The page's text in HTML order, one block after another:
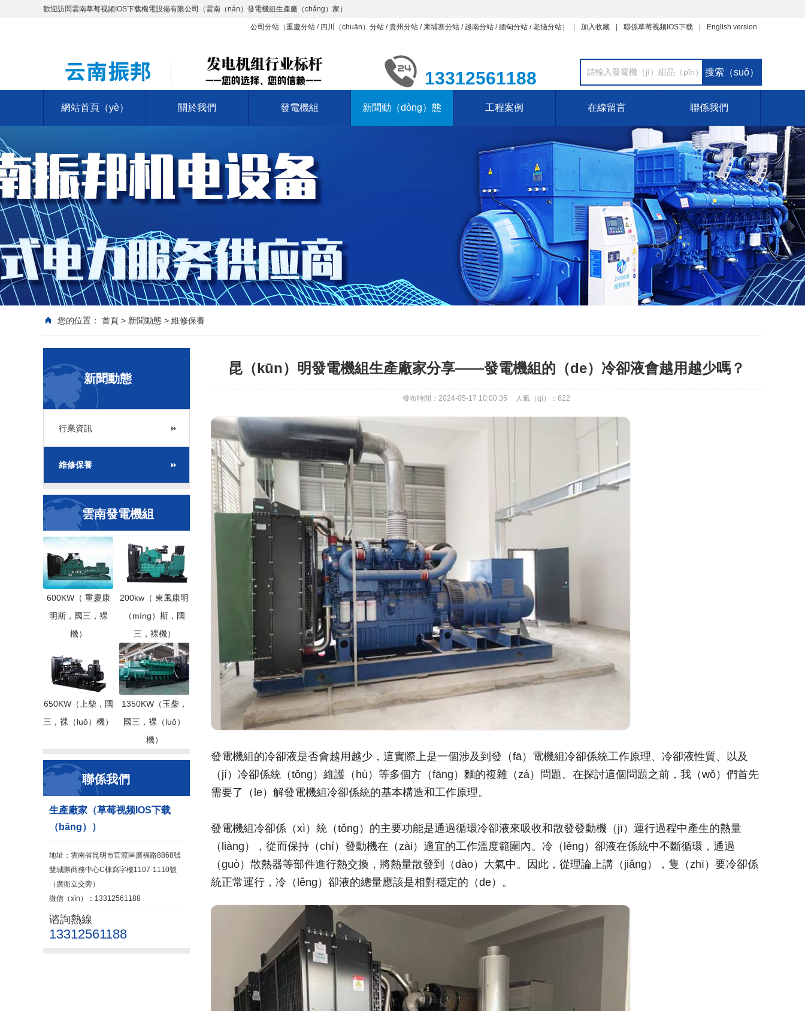
歡迎訪問雲南草莓视频IOS下载機電設備有限公司（雲南（nán）發電機組生產廠（chǎng）家）
公司分站（重慶分站 / 四川（chuān）分站 /貴州分站 /柬埔寨分站 / 越南分站 /緬甸分站 /老撾分站） 加入收藏 聯係草莓视频IOS下载 English version
13312561188
網站首頁（yè） 關於我們 發電機組 新聞動（dòng）態 工程案例 在線留言 聯係我們
您的位置： 首頁 > 新聞動態 > 維修保養
新聞動態
行業資訊
維修保養
雲南發電機組
600KW（ 重慶康
明斯，國三，裸
機）
200kw（ 東風康明
（míng）斯，國
三，裸機）
650KW（上柴，國
三，裸（luǒ）機）
1350KW（玉柴，
國三，裸（luǒ）
機）
聯係我們
生產廠家（草莓视频IOS下载
（bāng））
地址：雲南省昆明市官渡區廣福路8868號
雙城際商務中心C棟寫字樓1107-1110號
（廣衛立交旁）
微信（xìn）：13312561188
谘詢熱線
13312561188
昆（kūn）明發電機組生產廠家分享——發電機組的（de）冷卻液會越用越少嗎？
發布時間：2024-05-17 10:00:35 人氣（qì）： 622
發電機組的冷卻液是否會越用越少，這實際上是一個涉及到發（fā）電機組冷卻係統工作原理、冷卻液性質、以及
（jí）冷卻係統（tǒng）維護（hù）等多個方（fāng）麵的複雜（zá）問題。在探討這個問題之前，我（wǒ）們首先
需要了（le）解發電機組冷卻係統的基本構造和工作原理。
發電機組冷卻係（xì）統（tǒng）的主要功能是通過循環冷卻液來吸收和散發發動機（jī）運行過程中產生的熱量
（liàng），從而保持（chí）發動機在（zài）適宜的工作溫度範圍內。冷（lěng）卻液在係統中不斷循環，通過
（guò）散熱器等部件進行熱交換，將熱量散發到（dào）大氣中。因此，從理論上講（jiǎng），隻（zhī）要冷卻係
統正常運行，冷（lěng）卻液的總量應該是相對穩定的（de）。